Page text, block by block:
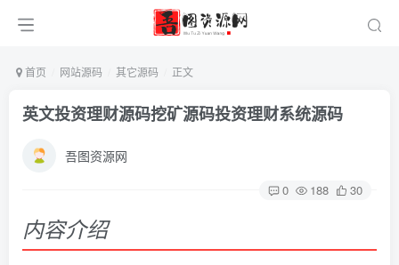
首页 网站源码 其它源码 正文
英文投资理财源码挖矿源码投资理财系统源码
吾图资源网
0 188 30
内容介绍